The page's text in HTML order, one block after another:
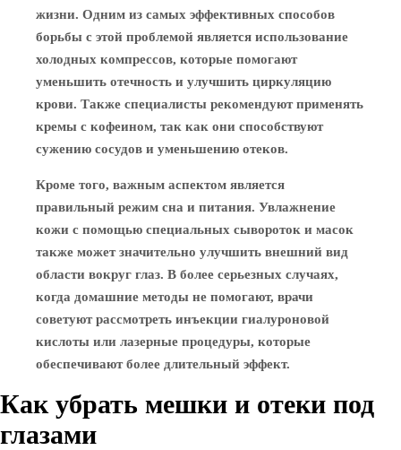
жизни. Одним из самых эффективных способов
борьбы с этой проблемой является использование
холодных компрессов, которые помогают
уменьшить отечность и улучшить циркуляцию
крови. Также специалисты рекомендуют применять
кремы с кофеином, так как они способствуют
сужению сосудов и уменьшению отеков.
Кроме того, важным аспектом является
правильный режим сна и питания. Увлажнение
кожи с помощью специальных сывороток и масок
также может значительно улучшить внешний вид
области вокруг глаз. В более серьезных случаях,
когда домашние методы не помогают, врачи
советуют рассмотреть инъекции гиалуроновой
кислоты или лазерные процедуры, которые
обеспечивают более длительный эффект.
Как убрать мешки и отеки под
глазами